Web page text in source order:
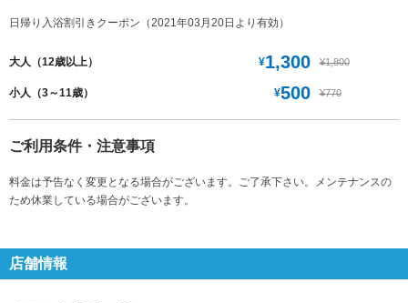
日帰り入浴割引きクーポン（2021年03月20日より有効）
大人（12歳以上） ¥1,300 ¥1,800
小人（3～11歳） ¥500 ¥770
ご利用条件・注意事項
料金は予告なく変更となる場合がございます。ご了承下さい。メンテナンスの
ため休業している場合がございます。
店舗情報